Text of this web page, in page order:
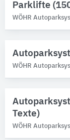
WÖHR
Marken
Produktkategorie
Parklifte
WÖHR
WÖHR
Texte)
WÖHR